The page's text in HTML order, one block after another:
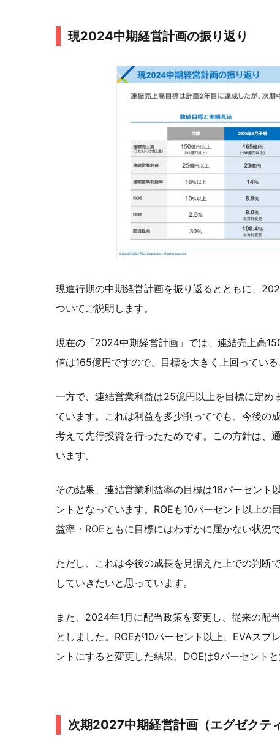
現2024中期経営計画の振り返り
現進行期の中期経営計画を振り返るとともに、
ついてご説明します。
現在の「2024中期経営計画」では、連結売上高
値は165億円ですので、目標を大きく上回っている
一方で、連結営業利益は25億円以上を目標に定
ています。これは利益を多少削ってでも、今後の
考えて先行投資を行ったためです。この方針は、
います。
その結果、連結営業利益率の目標は16パーセン
ントとなっています。ROEも10パーセント以上
益率・ROEともに目標にはわずかに届かない状況で
ただし、これは今後の成長を見据えた上での判断
していきたいと思っています。
また、2024年1月に配当政策を変更し、従来の配
としました。ROEが10パーセント以上、EVAス
ントにすると変更した結果、DOEは9パーセントと
次期2027中期経営計画（エグゼクテ